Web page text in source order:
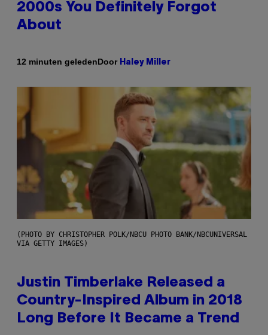
2000s You Definitely Forgot
About
12 minuten geledenDoor Haley Miller
(PHOTO BY CHRISTOPHER POLK/NBCU PHOTO BANK/NBCUNIVERSAL
VIA GETTY IMAGES)
Justin Timberlake Released a
Country-Inspired Album in 2018
Long Before It Became a Trend